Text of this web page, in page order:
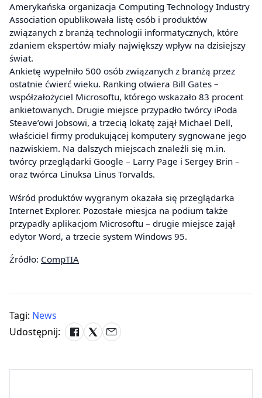
Amerykańska organizacja Computing Technology Industry
Association opublikowała listę osób i produktów
związanych z branżą technologii informatycznych, które
zdaniem ekspertów miały największy wpływ na dzisiejszy
świat.
Ankietę wypełniło 500 osób związanych z branżą przez
ostatnie ćwierć wieku. Ranking otwiera Bill Gates –
współzałożyciel Microsoftu, którego wskazało 83 procent
ankietowanych. Drugie miejsce przypadło twórcy iPoda
Steave’owi Jobsowi, a trzecią lokatę zajął Michael Dell,
właściciel firmy produkującej komputery sygnowane jego
nazwiskiem. Na dalszych miejscach znaleźli się m.in.
twórcy przeglądarki Google – Larry Page i Sergey Brin –
oraz twórca Linuksa Linus Torvalds.
Wśród produktów wygranym okazała się przeglądarka
Internet Explorer. Pozostałe miesjca na podium także
przypadły aplikacjom Microsoftu – drugie miejsce zajął
edytor Word, a trzecie system Windows 95.
Źródło: CompTIA
Tagi: News
Udostępnij: